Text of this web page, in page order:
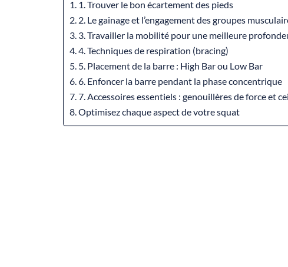
1. Trouver le bon écartement des pieds
2. Le gainage et l’engagement des groupes
3. Travailler la mobilité pour une meilleure
4. Techniques de respiration (bracing)
5. Placement de la barre : High Bar ou Low Bar
6. Enfoncer la barre pendant la phase concentrique
7. Accessoires essentiels : genouillères de force et
Optimisez chaque aspect de votre squat